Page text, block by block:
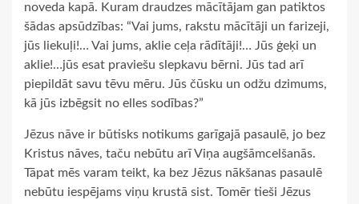
noveda kapā. Kuram draudzes mācītājam gan patiktos
šādas apsūdzības: “Vai jums, rakstu mācītāji un farizeji,
jūs liekuļi!… Vai jums, aklie ceļa rādītāji!… Jūs ģeķi un
aklie!…jūs esat praviešu slepkavu bērni. Jūs tad arī
piepildāt savu tēvu mēru. Jūs čūsku un odžu dzimums,
kā jūs izbēgsit no elles sodības?”
Jēzus nāve ir būtisks notikums garīgajā pasaulē, jo bez
Kristus nāves, taču nebūtu arī Viņa augšāmcelšanās.
Tāpat mēs varam teikt, ka bez Jēzus nākšanas pasaulē
nebūtu iespējams viņu krustā sist. Tomēr tieši Jēzus